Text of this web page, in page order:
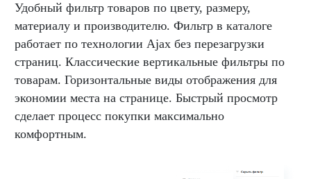
Удобный фильтр товаров по цвету, размеру,
материалу и производителю. Фильтр в каталоге
работает по технологии Ajax без перезагрузки
страниц. Классические вертикальные фильтры по
товарам. Горизонтальные виды отображения для
экономии места на странице. Быстрый просмотр
сделает процесс покупки максимально
комфортным.